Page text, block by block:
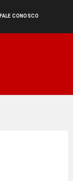
FALE CONOSCO